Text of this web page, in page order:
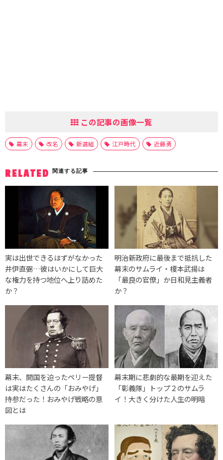
この記事の画像一覧
幕末 改名 新選組 江戸時代 近藤勇
RELATED 関連する記事
実は出世できるはずがなかった
井伊直弼…彼はいかにして巨大
な権力を持つ地位へ上り詰めた
か？
明治新政府に最後まで抵抗した
幕末のサムライ・榎本武揚は
「最良の官僚」か日和見主義者
か？
幕末、開国を迫ったペリー提督
は実はたくさんの「おみやげ」
持参だった！おみやげ戦略の意
図とは
幕末期に悲劇的な最期を迎えた
「彰義隊」トップ２のサムラ
イ！大きく分けた人生の明暗